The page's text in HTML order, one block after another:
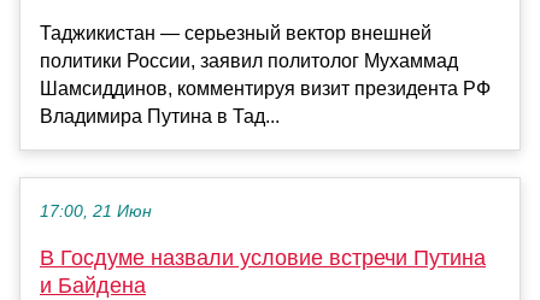
Таджикистан — серьезный вектор внешней
политики России, заявил политолог Мухаммад
Шамсиддинов, комментируя визит президента РФ
Владимира Путина в Тад...
17:00, 21 Июн
В Госдуме назвали условие встречи Путина
и Байдена